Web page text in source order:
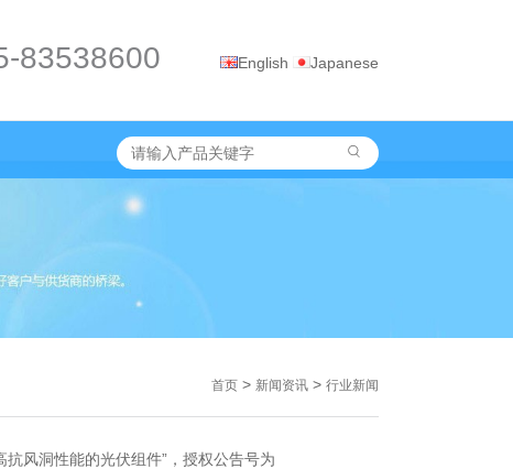
83538600 English Japanese
首页 > 新闻资讯 > 行业新闻
风洞性能的光伏组件”，授权公告号为